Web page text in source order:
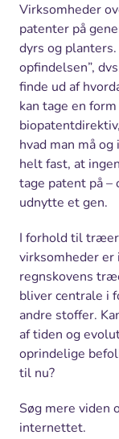
Virksomheder
patenter på
dyrs og
opfindelsen”,
finde ud af
kan tage en
hvad man må
helt fast, at
tage patent på
udnytte et gen.
I forhold til træer
virksomheder
regnskovens
bliver centrale i
andre stoffer.
af tiden og
oprindelige
til nu?
Søg mere viden
internettet.